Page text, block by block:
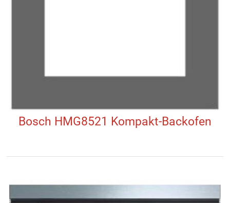
Bosch HMG8521 Kompakt-Backofen